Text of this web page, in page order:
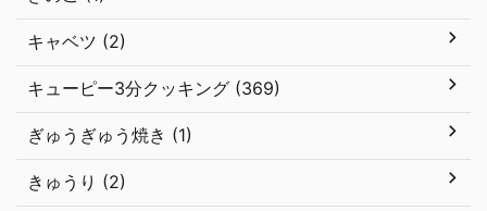
キャベツ (2)
キューピー3分クッキング (369)
ぎゅうぎゅう焼き (1)
きゅうり (2)